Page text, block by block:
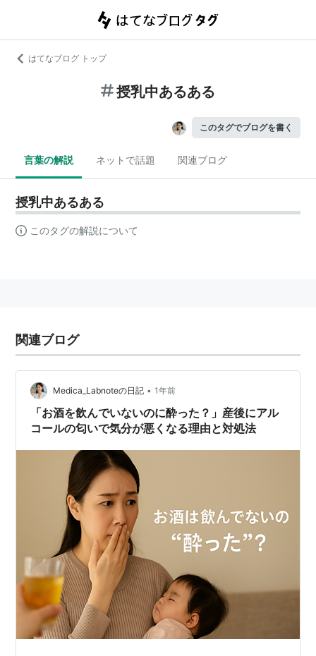
はてなブログ トップ
授乳中あるある
このタグでブログを書く
言葉の解説 ネットで話題 関連ブログ
授乳中あるある
このタグの解説について
関連ブログ
Medica_Labnoteの日記 • 1年前
「お酒を飲んでいないのに酔った？」産後にアル
コールの匂いで気分が悪くなる理由と対処法